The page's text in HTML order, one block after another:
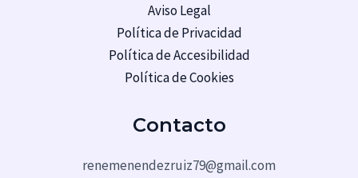
Aviso Legal
Política de Privacidad
Política de Accesibilidad
Política de Cookies
Contacto
renemenendezruiz79@gmail.com